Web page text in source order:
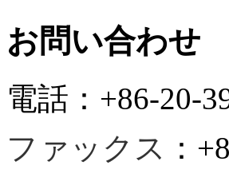
お問い合わせ
電話 ：+86-20-
ファックス ：